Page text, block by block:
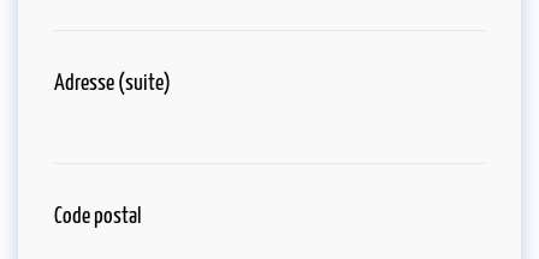
Adresse (suite)
Code postal